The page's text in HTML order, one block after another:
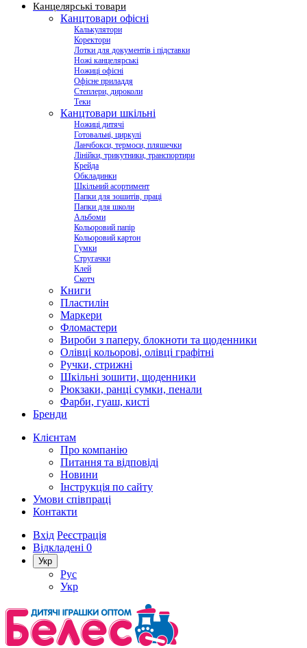
Канцелярські товари
Канцтовари офісні
Калькулятори
Коректори
Лотки для документів і підставки
Ножі канцелярські
Ножиці офісні
Офісне приладдя
Степлери, дироколи
Теки
Канцтовари шкільні
Ножиці дитячі
Готовальні, циркулі
Ланчбокси, термоси, пляшечки
Лінійки, трикутники, транспортири
Крейда
Обкладинки
Шкільний асортимент
Папки для зошитів, праці
Папки для школи
Альбоми
Кольоровий папір
Кольоровий картон
Гумки
Стругачки
Клей
Скотч
Книги
Пластилін
Маркери
Фломастери
Вироби з паперу, блокноти та щоденники
Олівці кольорові, олівці графітні
Ручки, стрижні
Шкільні зошити, щоденники
Рюкзаки, ранці сумки, пенали
Фарби, гуаш, кисті
Бренди
Клієнтам
Про компанію
Питання та відповіді
Новини
Інструкція по сайту
Умови співпраці
Контакти
Вхід Реєстрація
Відкладені 0
Укр
Рус
Укр